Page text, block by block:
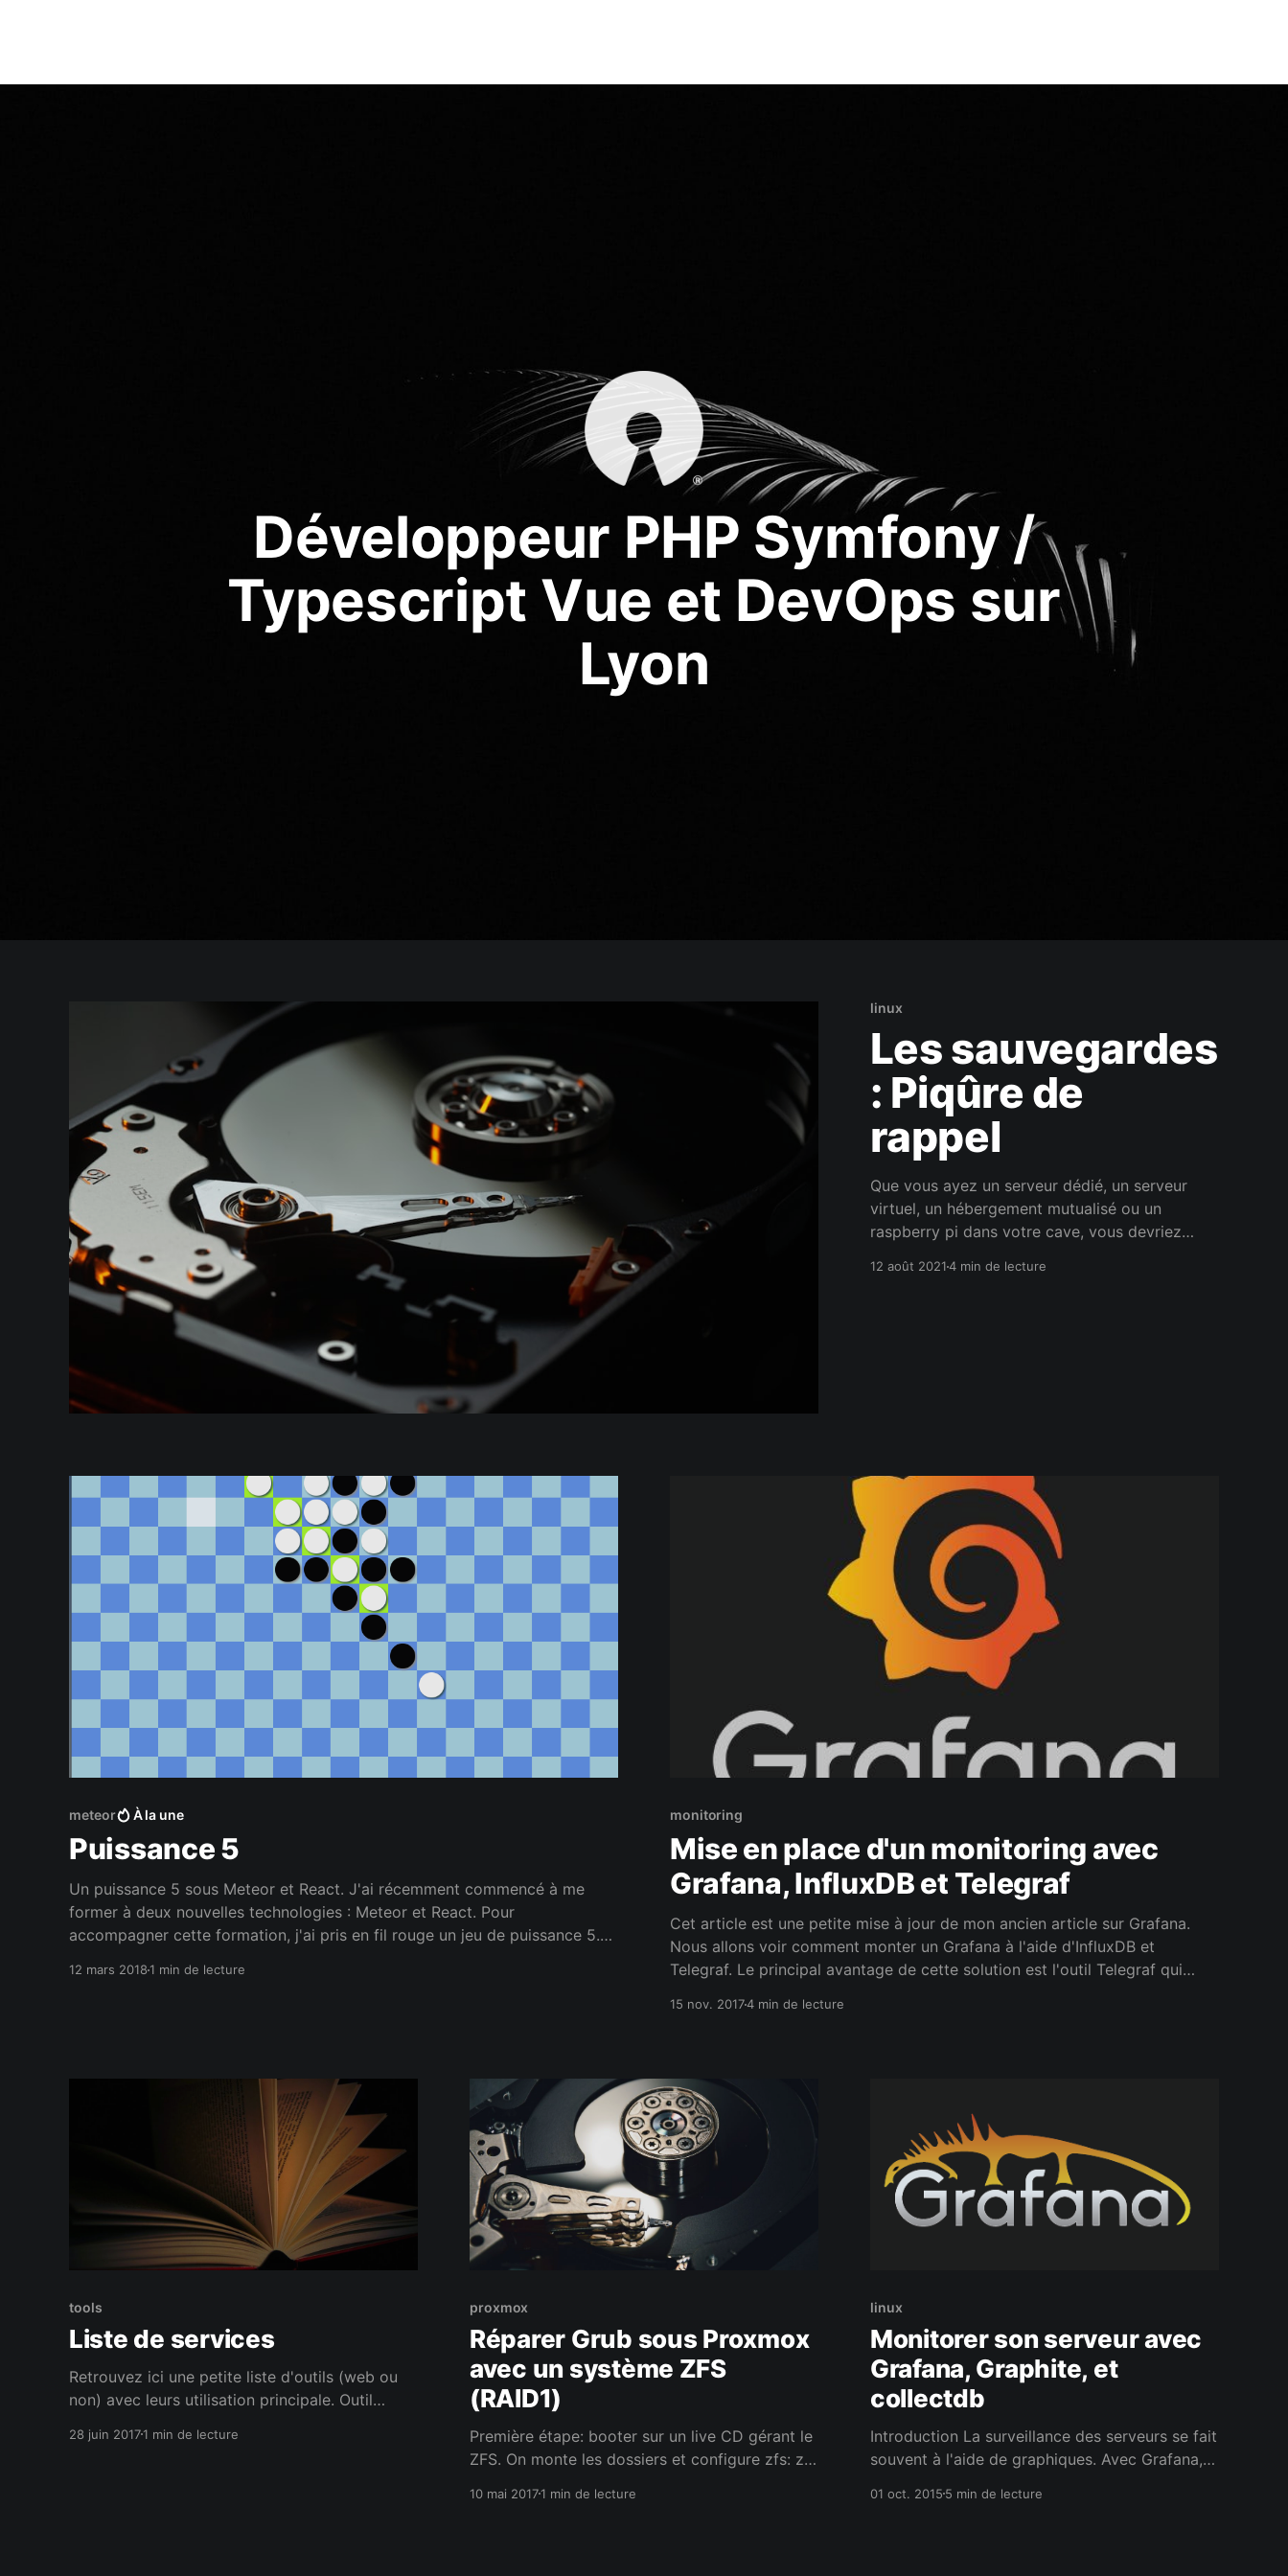
Développeur PHP Symfony /
Typescript Vue et DevOps sur
Lyon
linux
Les sauvegardes
: Piqûre de
rappel
Que vous ayez un serveur dédié, un serveur
virtuel, un hébergement mutualisé ou un
raspberry pi dans votre cave, vous devriez
12 août 20214 min de lecture
meteor À la une
Puissance 5
Un puissance 5 sous Meteor et React. J'ai récemment commencé à me
former à deux nouvelles technologies : Meteor et React. Pour
accompagner cette formation, j'ai pris en fil rouge un jeu de puissance 5.
12 mars 20181 min de lecture
monitoring
Mise en place d'un monitoring avec
Grafana, InfluxDB et Telegraf
Cet article est une petite mise à jour de mon ancien article sur Grafana.
Nous allons voir comment monter un Grafana à l'aide d'InfluxDB et
Telegraf. Le principal avantage de cette solution est l'outil Telegraf qui
15 nov. 20174 min de lecture
tools
Liste de services
Retrouvez ici une petite liste d'outils (web ou
non) avec leurs utilisation principale. Outil
Saas Commentaire A Alfresco Gestion de
28 juin 20171 min de lecture
proxmox
Réparer Grub sous Proxmox
avec un système ZFS
(RAID1)
Première étape: booter sur un live CD gérant le
ZFS. On monte les dossiers et configure zfs: zfs
/mnt/* zfs mount rpool/ROOT/pve-1 mount -t
10 mai 20171 min de lecture
linux
Monitorer son serveur avec
Grafana, Graphite, et
collectdb
Introduction La surveillance des serveurs se fait
souvent à l'aide de graphiques. Avec Grafana,
personnalisable. Les trois logiciels présentés ici
01 oct. 20155 min de lecture